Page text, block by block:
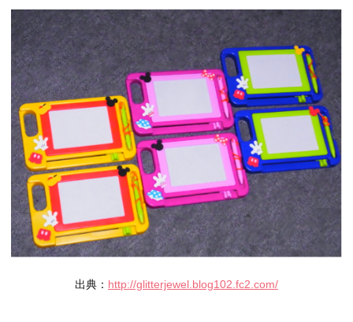
出典： http://glitterjewel.blog102.fc2.com/